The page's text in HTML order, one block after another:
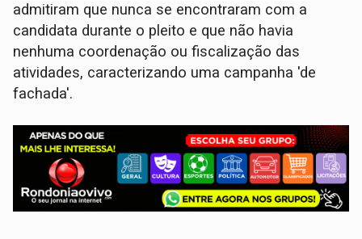
admitiram que nunca se encontraram com a
candidata durante o pleito e que não havia
nenhuma coordenação ou fiscalização das
atividades, caracterizando uma campanha 'de
fachada'.